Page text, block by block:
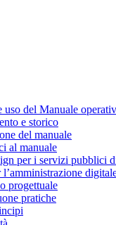
uso del Manuale
e storico
del manuale
al manuale
per i servizi pubblici
progettuale
pratiche